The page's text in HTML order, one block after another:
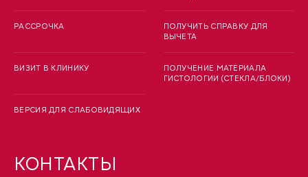
РАССРОЧКА
ВИЗИТ В КЛИНИКУ
ВЕРСИЯ ДЛЯ СЛАБОВИДЯЩИХ
ПОЛУЧИТЬ СПРАВКУ ДЛЯ
ВЫЧЕТА
ПОЛУЧЕНИЕ МАТЕРИАЛА
ГИСТОЛОГИИ (СТЕКЛА/БЛОКИ)
КОНТАКТЫ